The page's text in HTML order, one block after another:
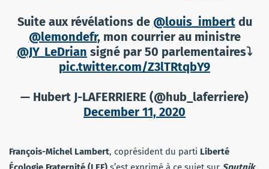
Suite aux révélations de @louis_imbertdu
@lemondefr, mon courrier au ministre
@JY_LeDrian signé par 50 parlementaires⤵️
pic.twitter.com/Z3lTRtqbY9
— Hubert J-LAFERRIERE (@hub_laferriere)
December 11, 2020
François-Michel Lambert, coprésident du parti Liberté